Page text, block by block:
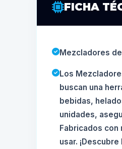
FICHA
Mezcladores
Los
buscan una
bebidas,
unidades,
Fabricados
usar.